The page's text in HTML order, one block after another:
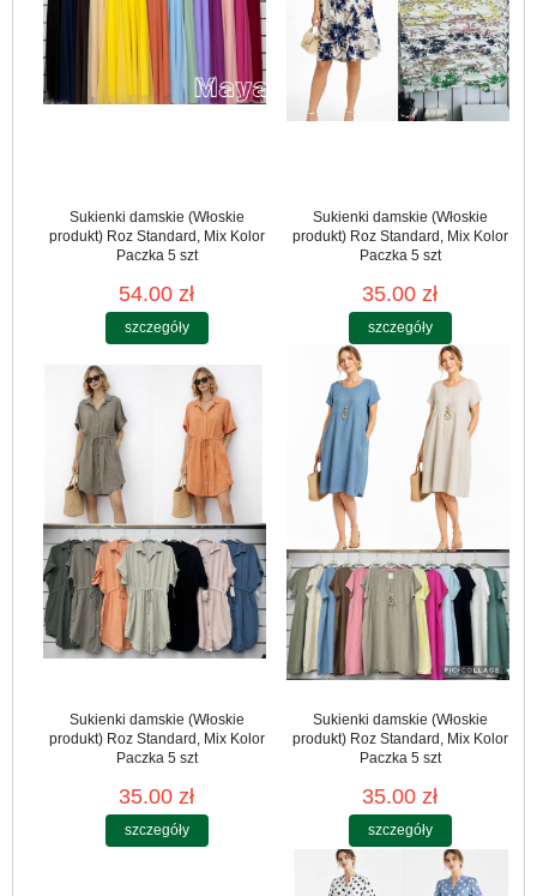
Sukienki damskie (Włoskie
produkt) Roz Standard, Mix Kolor
Paczka 5 szt
54.00 zł
szczegóły
Sukienki damskie (Włoskie
produkt) Roz Standard, Mix Kolor
Paczka 5 szt
35.00 zł
szczegóły
Sukienki damskie (Włoskie
produkt) Roz Standard, Mix Kolor
Paczka 5 szt
35.00 zł
szczegóły
Sukienki damskie (Włoskie
produkt) Roz Standard, Mix Kolor
Paczka 5 szt
35.00 zł
szczegóły